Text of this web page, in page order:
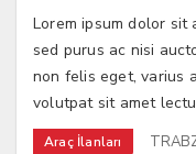
Lorem ipsum dolor sit
sed purus ac nisi
non felis eget, varius
volutpat sit amet
Araç İlanları